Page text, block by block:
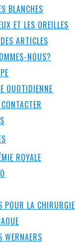
BLANCHES
ET LES OREILLES
ARTICLES
NOUS?
QUOTIDIENNE
ROYALE
POUR LA CHIRURGIE
WERNAERS